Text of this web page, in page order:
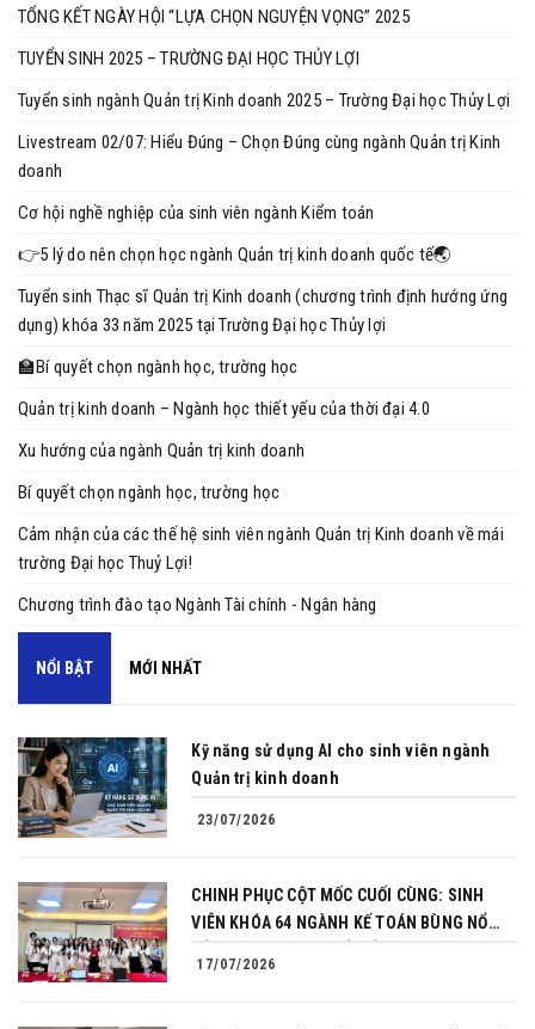
TỔNG KẾT NGÀY HỘI “LỰA CHỌN NGUYỆN VỌNG” 2025
TUYỂN SINH 2025 – TRƯỜNG ĐẠI HỌC THỦY LỢI
Tuyển sinh ngành Quản trị Kinh doanh 2025 – Trường Đại học Thủy Lợi
Livestream 02/07: Hiểu Đúng – Chọn Đúng cùng ngành Quản trị Kinh
doanh
Cơ hội nghề nghiệp của sinh viên ngành Kiểm toán
👉5 lý do nên chọn học ngành Quản trị kinh doanh quốc tế🌏
Tuyển sinh Thạc sĩ Quản trị Kinh doanh (chương trình định hướng ứng
dụng) khóa 33 năm 2025 tại Trường Đại học Thủy lợi
🏫Bí quyết chọn ngành học, trường học
Quản trị kinh doanh – Ngành học thiết yếu của thời đại 4.0
Xu hướng của ngành Quản trị kinh doanh
Bí quyết chọn ngành học, trường học
Cảm nhận của các thế hệ sinh viên ngành Quản trị Kinh doanh về mái
trường Đại học Thuỷ Lợi!
Chương trình đào tạo Ngành Tài chính - Ngân hàng
NỔI BẬT MỚI NHẤT
Kỹ năng sử dụng AI cho sinh viên ngành
Quản trị kinh doanh
23/07/2026
CHINH PHỤC CỘT MỐC CUỐI CÙNG: SINH
VIÊN KHÓA 64 NGÀNH KẾ TOÁN BÙNG NỔ
17/07/2026